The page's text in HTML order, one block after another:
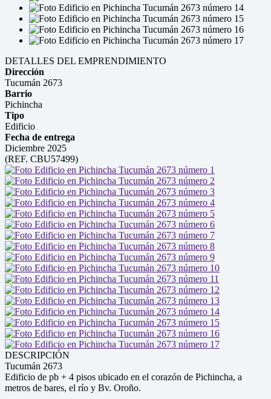
DETALLES DEL EMPRENDIMIENTO
Dirección
Tucumán 2673
Barrio
Pichincha
Tipo
Edificio
Fecha de entrega
Diciembre 2025
(REF. CBU57499)
DESCRIPCIÓN
Tucumán 2673
Edificio de pb + 4 pisos ubicado en el corazón de Pichincha, a
metros de bares, el río y Bv. Oroño.